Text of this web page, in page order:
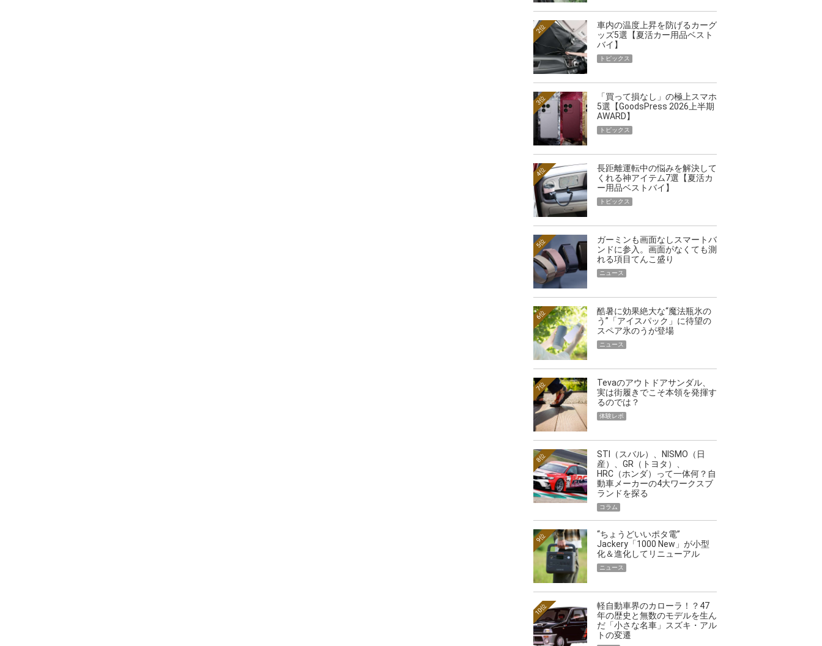
車内の温度上昇を防げるカーグ
ッズ5選【夏活カー用品ベスト
バイ】
2位
トピックス
「買って損なし」の極上スマホ
5選【GoodsPress 2026上半期
AWARD】
3位
トピックス
長距離運転中の悩みを解決して
くれる神アイテム7選【夏活カ
ー用品ベストバイ】
4位
トピックス
ガーミンも画面なしスマートバ
ンドに参入。画面がなくても測
れる項目てんこ盛り
5位
ニュース
酷暑に効果絶大な“魔法瓶氷の
う”「アイスパック」に待望の
スペア氷のうが登場
6位
ニュース
Tevaのアウトドアサンダル、
実は街履きでこそ本領を発揮す
るのでは？
7位
体験レポ
STI（スバル）、NISMO（日
産）、GR（トヨタ）、
HRC（ホンダ）って一体何？自
動車メーカーの4大ワークスブ
ランドを探る
8位
コラム
“ちょうどいいポタ電”
Jackery「1000 New」が小型
化＆進化してリニューアル
9位
ニュース
軽自動車界のカローラ！？47
年の歴史と無数のモデルを生ん
だ「小さな名車」スズキ・アル
トの変遷
10位